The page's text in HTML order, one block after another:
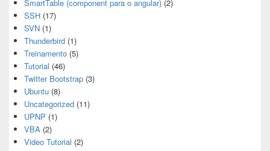
SmartTable (component para o angular) (2)
SSH (17)
SVN (1)
Thunderbird (1)
Treinamento (5)
Tutorial (46)
Twitter Bootstrap (3)
Ubuntu (8)
Uncategorized (11)
UPNP (1)
VBA (2)
Video Tutorial (2)